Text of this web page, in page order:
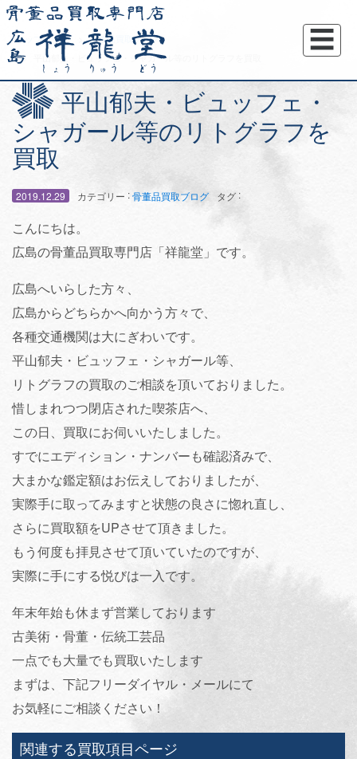
☰
トップページ
骨董品買取ブログ
平山郁夫・ビュッフェ・シャガール等のリトグラフを買取
平山郁夫・ビュッフェ・
シャガール等のリトグラフを
買取
2019.12.29 カテゴリー :骨董品買取ブログ タグ :
こんにちは。
広島の骨董品買取専門店「祥龍堂」です。
広島へいらした方々、
広島からどちらかへ向かう方々で、
各種交通機関は大にぎわいです。
平山郁夫・ビュッフェ・シャガール等、
リトグラフの買取のご相談を頂いておりました。
惜しまれつつ閉店された喫茶店へ、
この日、買取にお伺いいたしました。
すでにエディション・ナンバーも確認済みで、
大まかな鑑定額はお伝えしておりましたが、
実際手に取ってみますと状態の良さに惚れ直し、
さらに買取額をUPさせて頂きました。
もう何度も拝見させて頂いていたのですが、
実際に手にする悦びは一入です。
年末年始も休まず営業しております
古美術・骨董・伝統工芸品
一点でも大量でも買取いたします
まずは、下記フリーダイヤル・メールにて
お気軽にご相談ください！
関連する買取項目ページ